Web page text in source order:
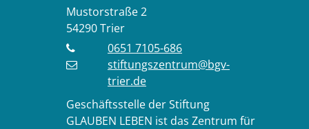
Mustorstraße 2
54290Trier
0651 7105-686
stiftungszentrum@bgv-
trier.de
Geschäftsstelle der Stiftung
GLAUBEN LEBEN ist das Zentrum für